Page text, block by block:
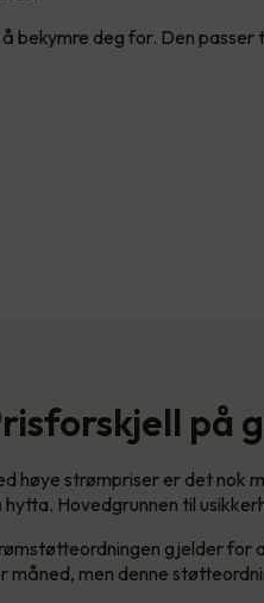
bekymre deg for. Den passer
på
høye strømpriser er det nok
hytta. Hovedgrunnen til
gjelder for
måned, men denne